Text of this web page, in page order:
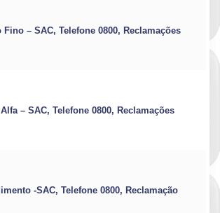
Fino – SAC, Telefone 0800, Reclamações
– SAC, Telefone 0800, Reclamações
-SAC, Telefone 0800, Reclamação